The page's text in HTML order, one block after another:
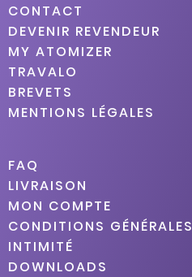
CONTACT
DEVENIR REVENDEUR
MY ATOMIZER
TRAVALO
BREVETS
MENTIONS LÉGALES
FAQ
LIVRAISON
MON COMPTE
CONDITIONS GÉNÉRALES
INTIMITÉ
DOWNLOADS